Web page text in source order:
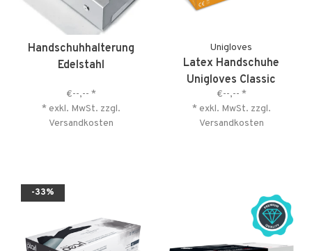
Handschuhhalterung
Edelstahl
€--,-- *
* exkl. MwSt. zzgl.
Versandkosten
Unigloves
Latex Handschuhe
Unigloves Classic
€--,-- *
* exkl. MwSt. zzgl.
Versandkosten
-33%